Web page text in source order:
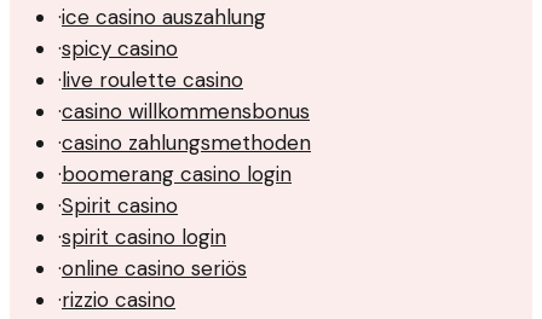
·ice casino auszahlung
·spicy casino
·live roulette casino
·casino willkommensbonus
·casino zahlungsmethoden
·boomerang casino login
·Spirit casino
·spirit casino login
·online casino seriös
·rizzio casino